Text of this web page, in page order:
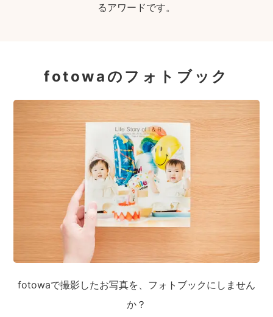
るアワードです。
fotowaのフォトブック
fotowaで撮影したお写真を、フォトブックにしません
か？